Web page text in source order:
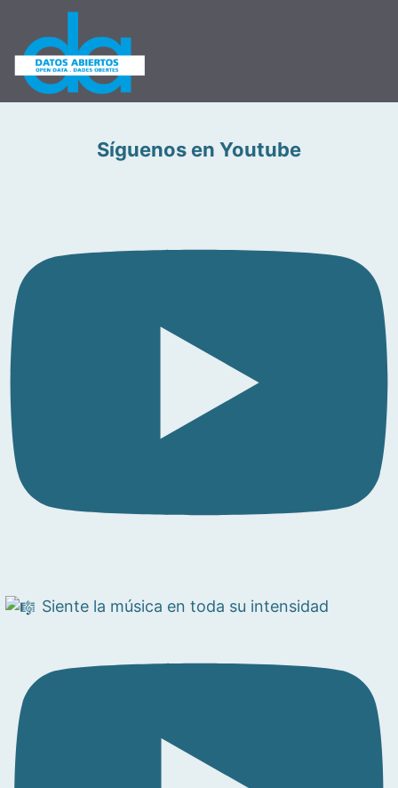
Síguenos en Youtube
Siente la música en toda su intensidad